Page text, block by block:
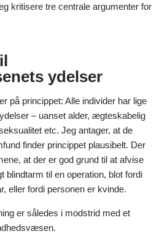
kritisere tre centrale argumenter for
ydelser
på princippet: Alle individer har lige
– uanset alder, ægteskabelig
etc. Jeg antager, at de
finder princippet plausibelt. Der
at der er god grund til at afvise
til en operation, blot fordi
eller fordi personen er kvinde.
er således i modstrid med et